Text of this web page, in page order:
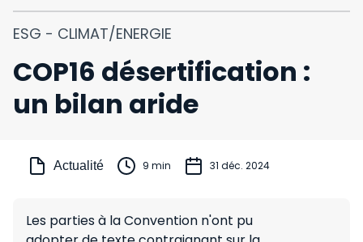
ESG - CLIMAT/ENERGIE
COP16 désertification :
un bilan aride
Actualité 9 min 31 déc. 2024
Les parties à la Convention n'ont pu